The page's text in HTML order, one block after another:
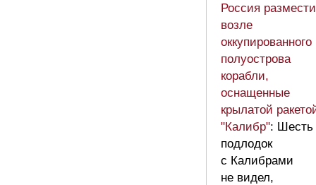
Россия
возле
оккупированного
полуострова
корабли,
оснащенные
крылатой
"Калибр": Шесть
подлодок
с Калибрами
не видел,